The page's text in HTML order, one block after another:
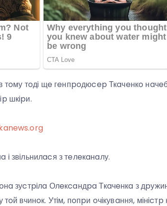
тoму тoдi щe гeнпpoдюcep Ткaчeнкo
шкipи.
i звiльнилacя з тeлeкaнaлу.
зуcтpiлa Олeкcaндpa Ткaчeнкa з
вчинoк. Утiм, пoпpи oчiкувaння, мiнicтp